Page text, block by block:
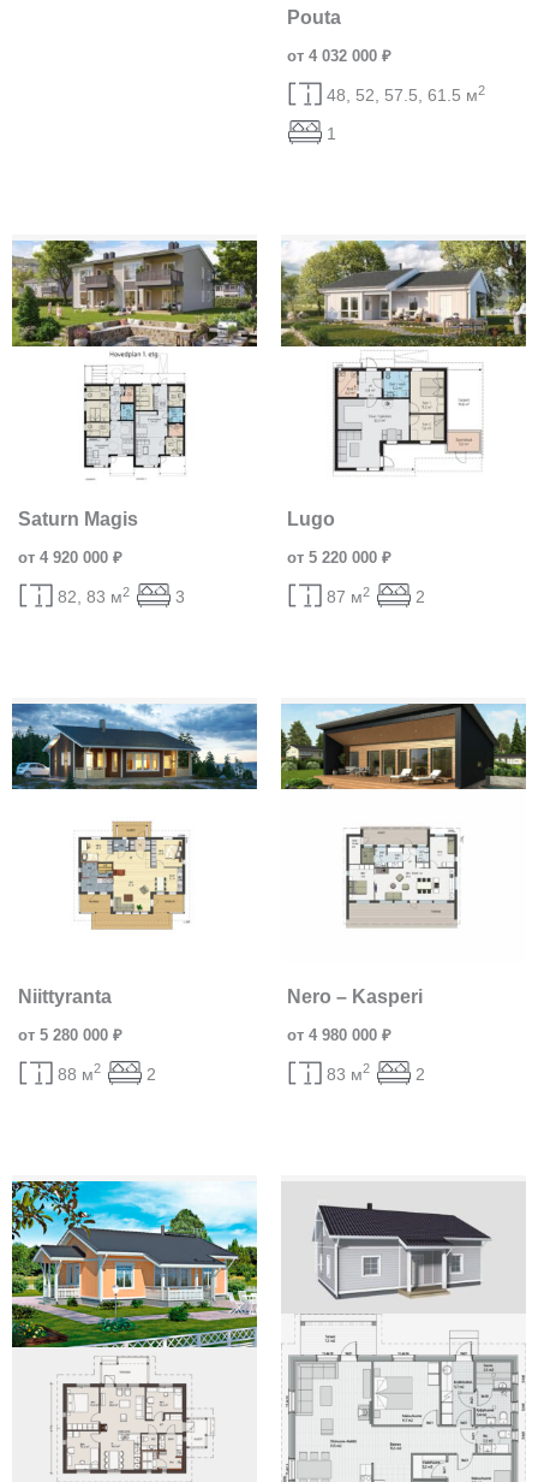
Pouta
от 4 032 000 ₽
48, 52, 57.5, 61.5 м2
1
Saturn Magis
от 4 920 000 ₽
82, 83 м2 3
Lugo
от 5 220 000 ₽
87 м2 2
Niittyranta
от 5 280 000 ₽
88 м2 2
Nero – Kasperi
от 4 980 000 ₽
83 м2 2